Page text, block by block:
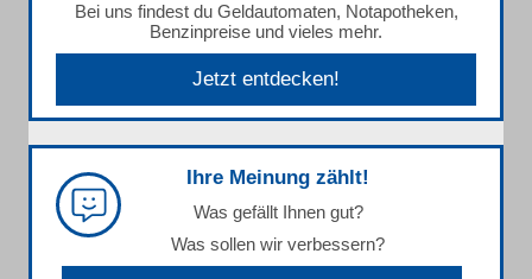
Bei uns findest du Geldautomaten, Notapotheken,
Benzinpreise und vieles mehr.
Jetzt entdecken!
Ihre Meinung zählt!
Was gefällt Ihnen gut?
Was sollen wir verbessern?